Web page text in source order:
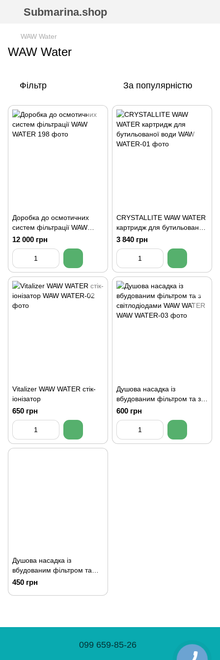
Submarina.shop
WAW Water
WAW Water
Фільтр За популярністю
Доробка до осмотичних
систем фільтрації WAW
WATER
12 000 грн
CRYSTALLITE WAW WATER
картридж для бутильованої
води
3 840 грн
Vitalizer WAW WATER стік-
іонізатор
650 грн
Душова насадка із
вбудованим фільтром та з
світлодіодами WAW WATER
600 грн
Душова насадка із
вбудованим фільтром та
перемикачем режимів
450 грн
099 659-85-26